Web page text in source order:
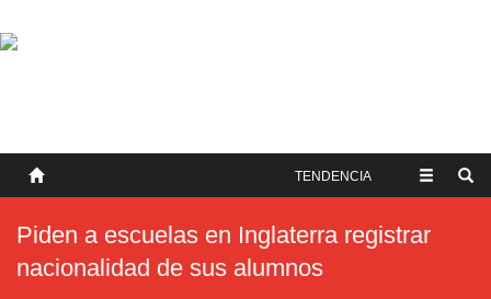
SOBRE NOSOTROS
TENDENCIA
Piden a escuelas en Inglaterra registrar
nacionalidad de sus alumnos